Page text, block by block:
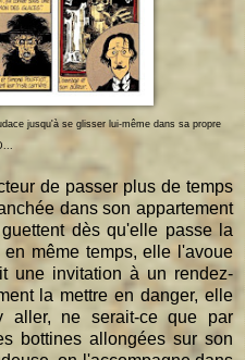
jusqu'à se glisser lui-même dans sa propre
de passer plus de temps
dans son appartement
dès qu'elle passe la
même temps, elle l'avoue
une invitation à un rendez-
la mettre en danger, elle
aller, ne serait-ce que par
bottines allongées sur son